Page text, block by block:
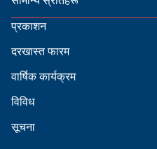
प्रकाशन
दरखास्त फारम
वार्षिक कार्यक्रम
विविध
सूचना